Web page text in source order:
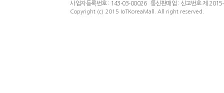
사업자등록번호 : 143-03-00026 통신판매업 : 신고번호 제
Copyright (c) 2015 IoTKoreaMall. All right reserved.